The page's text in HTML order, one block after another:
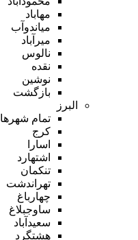
مهاباد
میاندوآب
میرآباد
نالوس
نقده
نوشین
بازگشت
البرز
تمام شهر‌ها
کرج
اسارا
اشتهارد
تنکمان
تهراندشت
چهارباغ
ساوجبلاغ
سعیدآباد
هشتگرد